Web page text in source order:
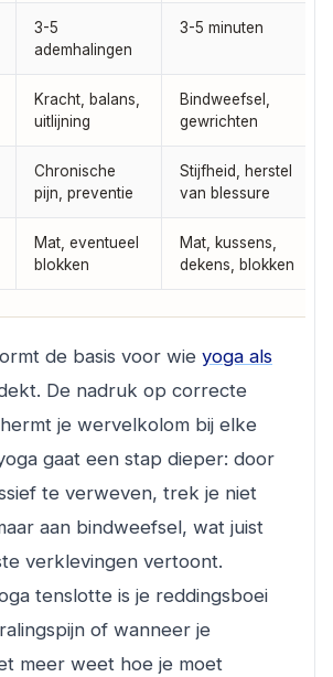
3-5
ademhalingen
3-5 minuten
Kracht, balans,
uitlijning
Bindweefsel,
gewrichten
Chronische
pijn, preventie
Stijfheid, herstel
van blessure
Mat, eventueel
blokken
Mat, kussens,
dekens, blokken
de basis voor wie yoga als
De nadruk op correcte
je wervelkolom bij elke
gaat een stap dieper: door
te verweven, trek je niet
aan bindweefsel, wat juist
verklevingen vertoont.
tenslotte is je reddingsboei
of wanneer je
meer weet hoe je moet